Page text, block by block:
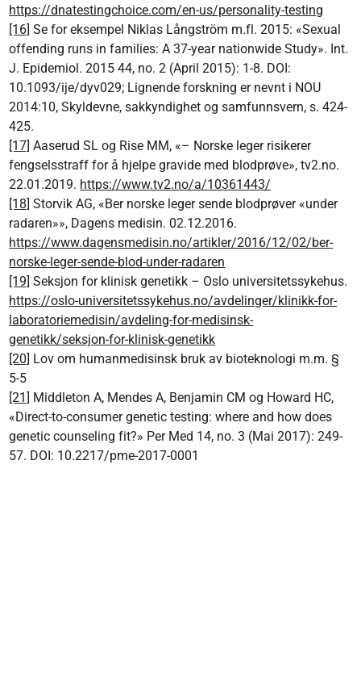
https://dnatestingchoice.com/en-us/personality-testing
[16] Se for eksempel Niklas Långström m.fl. 2015: «Sexual
offending runs in families: A 37-year nationwide Study». Int.
J. Epidemiol. 2015 44, no. 2 (April 2015): 1-8. DOI:
10.1093/ije/dyv029; Lignende forskning er nevnt i NOU
2014:10, Skyldevne, sakkyndighet og samfunnsvern, s. 424-
425.
[17] Aaserud SL og Rise MM, «– Norske leger risikerer
fengselsstraff for å hjelpe gravide med blodprøve», tv2.no.
22.01.2019. https://www.tv2.no/a/10361443/
[18] Storvik AG, «Ber norske leger sende blodprøver «under
radaren»», Dagens medisin. 02.12.2016.
https://www.dagensmedisin.no/artikler/2016/12/02/ber-
norske-leger-sende-blod-under-radaren
[19] Seksjon for klinisk genetikk – Oslo universitetssykehus.
https://oslo-universitetssykehus.no/avdelinger/klinikk-for-
laboratoriemedisin/avdeling-for-medisinsk-
genetikk/seksjon-for-klinisk-genetikk
[20] Lov om humanmedisinsk bruk av bioteknologi m.m. §
5-5
[21] Middleton A, Mendes A, Benjamin CM og Howard HC,
«Direct-to-consumer genetic testing: where and how does
genetic counseling fit?» Per Med 14, no. 3 (Mai 2017): 249-
57. DOI: 10.2217/pme-2017-0001